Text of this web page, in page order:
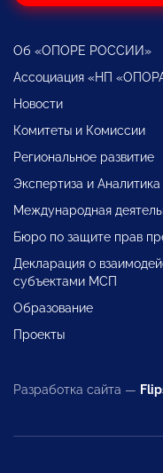
Об «ОПОРЕ РОССИИ»
Ассоциация «НП
Новости
Комитеты и Комиссии
Региональное развитие
Экспертиза и Аналитика
Международная
Бюро по защите прав
Декларация о
субъектами МСП
Образование
Проекты
Разработка сайта —